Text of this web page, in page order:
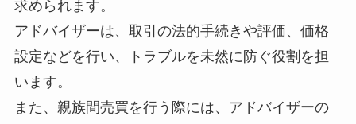
求められます。
アドバイザーは、取引の法的手続きや評価、価格
設定などを行い、トラブルを未然に防ぐ役割を担
います。
また、親族間売買を行う際には、アドバイザーの